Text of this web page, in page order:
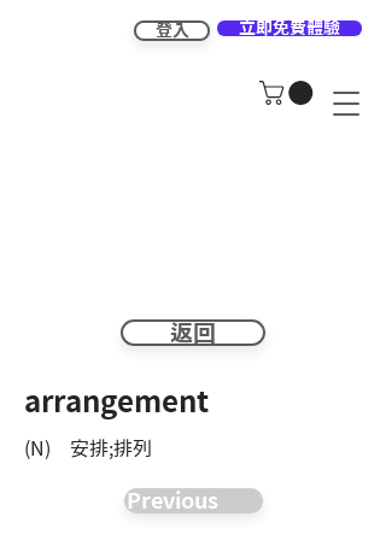
登入 立即免費體驗
返回
arrangement
(N) 安排;排列
Previous